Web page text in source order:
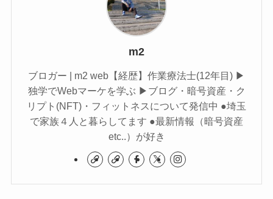
m2
ブロガー | m2 web【経歴】作業療法士(12年目) ▶︎
独学でWebマーケを学ぶ ▶︎ブログ・暗号資産・ク
リプト(NFT)・フィットネスについて発信中 ●埼玉
で家族４人と暮らしてます ●最新情報（暗号資産
etc..）が好き